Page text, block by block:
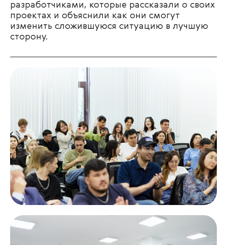
разработчиками, которые рассказали о своих
проектах и объяснили как они смогут
изменить сложившуюся ситуацию в лучшую
сторону.